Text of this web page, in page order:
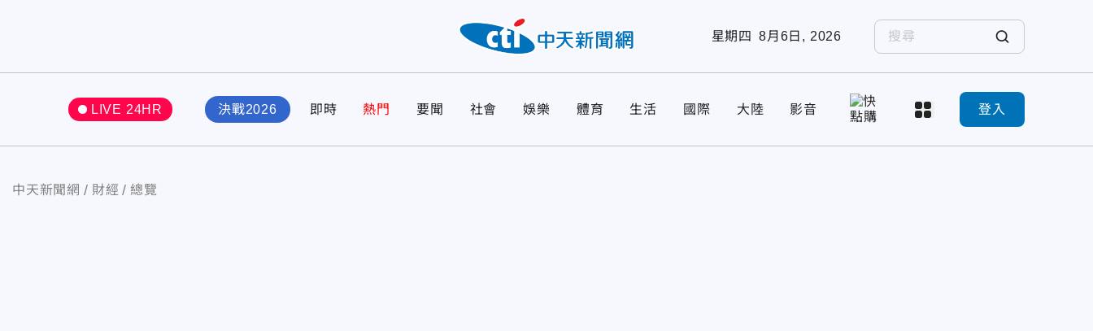
星期四 8月6日, 2026
LIVE 24HR 決戰2026 即時 熱門 要聞 社會 娛樂 體育 生活 國際 大陸 影音 登入
中天新聞網 財經 總覽